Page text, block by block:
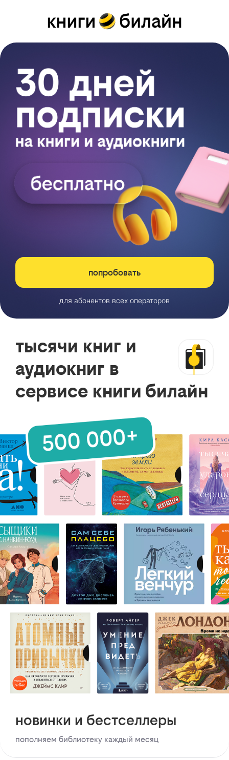
попробовать
для абонентов всех операторов
тысячи книг и
аудиокниг в
сервисе книги билайн
новинки и бестселлеры
пополняем библиотеку каждый месяц